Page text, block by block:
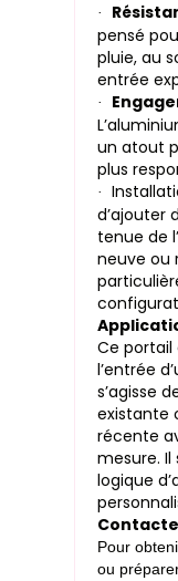
·
pensé
pluie, au
entrée
·
un atout
plus
·
d’ajouter
tenue de
neuve ou
Ce portail
l’entrée
s’agisse
existante
récente
mesure.
logique
Pour
ou